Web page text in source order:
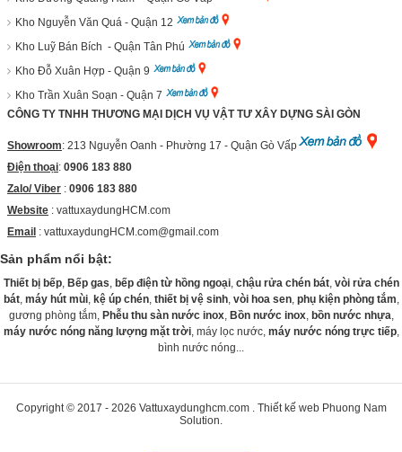
Kho Nguyễn Văn Quá - Quận 12
Kho Luỹ Bán Bích - Quận Tân Phú
Kho Đỗ Xuân Hợp - Quận 9
Kho Trần Xuân Soạn - Quận 7
CÔNG TY TNHH THƯƠNG MẠI DỊCH VỤ VẬT TƯ XÂY DỰNG SÀI GÒN
Showroom: 213 Nguyễn Oanh - Phường 17 - Quận Gò Vấp
Điện thoại: 0906 183 880
Zalo/ Viber : 0906 183 880
Website : vattuxaydungHCM.com
Email : vattuxaydungHCM.com@gmail.com
Sản phẩm nổi bật:
Thiết bị bếp, Bếp gas bếp điện từ hồng ngoại, chậu rửa chén bát, vòi rửa chén
bát, máy hút mùi, kệ úp chén, thiết bị vệ sinh, vòi hoa sen, phụ kiện phòng tắm
gương phòng tắm, Phễu thu sàn nước inox, Bồn nước inox, bồn nước nhựa
máy nước nóng năng lượng mặt trời, máy lọc nước, máy nước nóng trực tiếp,
bình nước nóng...
Copyright © 2017 - 2026 Vattuxaydunghcm.com. Thiết kế web Phuong Nam
Solution